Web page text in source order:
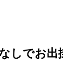
しでお出